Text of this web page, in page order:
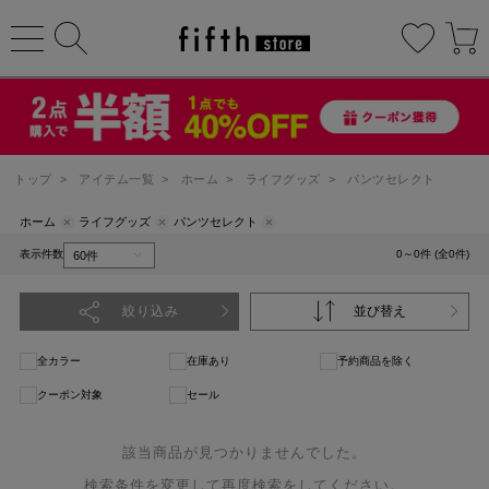
トップ > アイテム一覧 > ホーム > ライフグッズ > パンツセレクト
ホーム ライフグッズ パンツセレクト
表示件数 0～0件 (全0件)
絞り込み 並び替え
全カラー 在庫あり 予約商品を除く
クーポン対象 セール
該当商品が見つかりませんでした。
検索条件を変更して再度検索をしてください。